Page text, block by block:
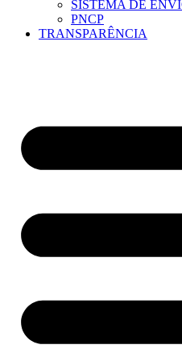
SISTEMA DE
PNCP
TRANSPARÊNCIA